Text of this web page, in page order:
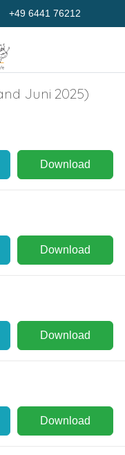
+49 6441 76212
Juni 2025)
Download
Download
Download
Download